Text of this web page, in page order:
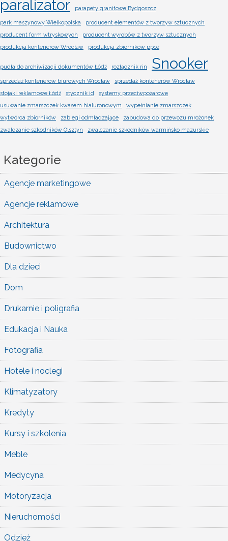
paralizator parapety granitowe Bydgoszcz
park maszynowy Wielkopolska
producent elementów z tworzyw sztucznych
producent form wtryskowych
producent wyrobów z tworzyw sztucznych
produkcja kontenerów Wrocław
produkcja zbiorników ppoż
pudła do archiwizacji dokumentów Łódź rozłącznik rin Snooker
sprzedaż kontenerów biurowych Wrocław
sprzedaż kontenerów Wrocław
stojaki reklamowe Łódź
stycznik id
systemy przeciwpożarowe
usuwanie zmarszczek kwasem hialuronowym
wypełnianie zmarszczek
wytwórca zbiorników
zabiegi odmładzające
zabudowa do przewozu mrożonek
zwalczanie szkodników Olsztyn
zwalczanie szkodników warmińsko mazurskie
Kategorie
Agencje marketingowe
Agencje reklamowe
Architektura
Budownictwo
Dla dzieci
Dom
Drukarnie i poligrafia
Edukacja i Nauka
Fotografia
Hotele i noclegi
Klimatyzatory
Kredyty
Kursy i szkolenia
Meble
Medycyna
Motoryzacja
Nieruchomości
Odzież